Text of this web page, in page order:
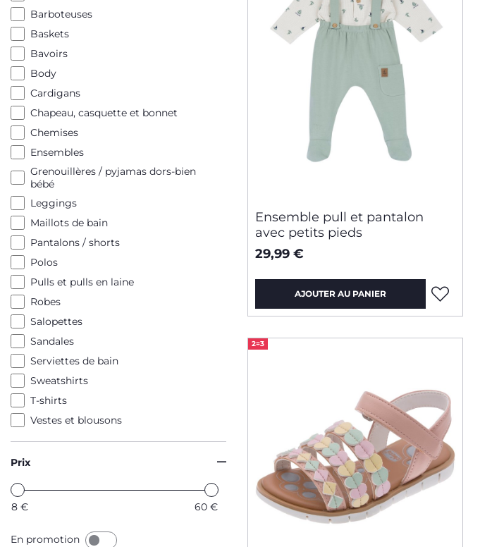
Barboteuses
Baskets
Bavoirs
Body
Cardigans
Chapeau, casquette et bonnet
Chemises
Ensembles
Grenouillères / pyjamas dors-bien
bébé
Leggings
Maillots de bain
Pantalons / shorts
Polos
Pulls et pulls en laine
Robes
Salopettes
Sandales
Serviettes de bain
Sweatshirts
T-shirts
Vestes et blousons
Prix
8 € 60 €
En promotion
Ensemble pull et pantalon
avec petits pieds
29,99 €
AJOUTER AU PANIER
2=3